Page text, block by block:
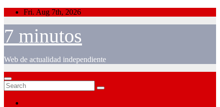
Skip
content
Fri. Aug 7th, 2026
7 minutos
Web de actualidad independiente